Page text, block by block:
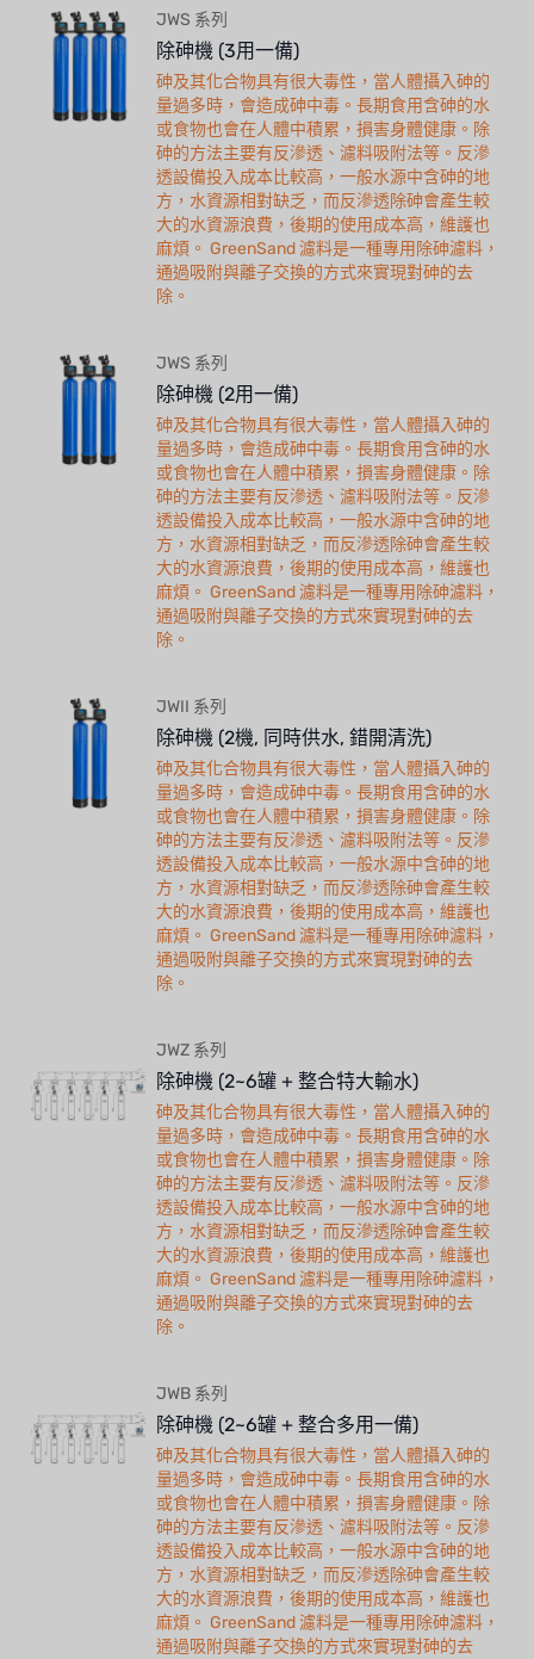
JWS 系列
除砷機 (3用一備)
砷及其化合物具有很大毒性，當人體攝入砷的
量過多時，會造成砷中毒。長期食用含砷的水
或食物也會在人體中積累，損害身體健康。除
砷的方法主要有反滲透、濾料吸附法等。反滲
透設備投入成本比較高，一般水源中含砷的地
方，水資源相對缺乏，而反滲透除砷會產生較
大的水資源浪費，後期的使用成本高，維護也
麻煩。 GreenSand 濾料是一種專用除砷濾料，
通過吸附與離子交換的方式來實現對砷的去
除。
JWS 系列
除砷機 (2用一備)
砷及其化合物具有很大毒性，當人體攝入砷的
量過多時，會造成砷中毒。長期食用含砷的水
或食物也會在人體中積累，損害身體健康。除
砷的方法主要有反滲透、濾料吸附法等。反滲
透設備投入成本比較高，一般水源中含砷的地
方，水資源相對缺乏，而反滲透除砷會產生較
大的水資源浪費，後期的使用成本高，維護也
麻煩。 GreenSand 濾料是一種專用除砷濾料，
通過吸附與離子交換的方式來實現對砷的去
除。
JWII 系列
除砷機 (2機, 同時供水, 錯開清洗)
砷及其化合物具有很大毒性，當人體攝入砷的
量過多時，會造成砷中毒。長期食用含砷的水
或食物也會在人體中積累，損害身體健康。除
砷的方法主要有反滲透、濾料吸附法等。反滲
透設備投入成本比較高，一般水源中含砷的地
方，水資源相對缺乏，而反滲透除砷會產生較
大的水資源浪費，後期的使用成本高，維護也
麻煩。 GreenSand 濾料是一種專用除砷濾料，
通過吸附與離子交換的方式來實現對砷的去
除。
JWZ 系列
除砷機 (2~6罐 + 整合特大輸水)
砷及其化合物具有很大毒性，當人體攝入砷的
量過多時，會造成砷中毒。長期食用含砷的水
或食物也會在人體中積累，損害身體健康。除
砷的方法主要有反滲透、濾料吸附法等。反滲
透設備投入成本比較高，一般水源中含砷的地
方，水資源相對缺乏，而反滲透除砷會產生較
大的水資源浪費，後期的使用成本高，維護也
麻煩。 GreenSand 濾料是一種專用除砷濾料，
通過吸附與離子交換的方式來實現對砷的去
除。
JWB 系列
除砷機 (2~6罐 + 整合多用一備)
砷及其化合物具有很大毒性，當人體攝入砷的
量過多時，會造成砷中毒。長期食用含砷的水
或食物也會在人體中積累，損害身體健康。除
砷的方法主要有反滲透、濾料吸附法等。反滲
透設備投入成本比較高，一般水源中含砷的地
方，水資源相對缺乏，而反滲透除砷會產生較
大的水資源浪費，後期的使用成本高，維護也
麻煩。 GreenSand 濾料是一種專用除砷濾料，
通過吸附與離子交換的方式來實現對砷的去